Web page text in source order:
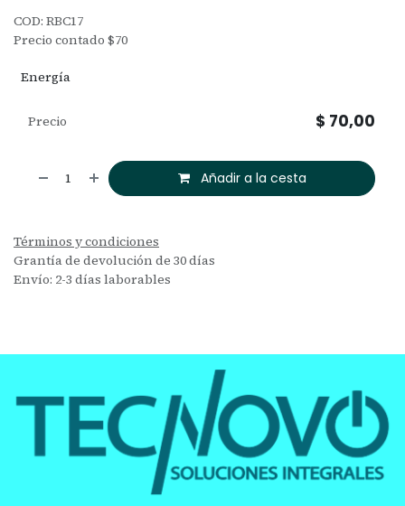
COD: RBC17
Precio contado $70
Energía
Añadir a la cesta
Precio $ 70,00
Términos y condiciones
Grantía de devolución de 30 días
Envío: 2-3 días laborables